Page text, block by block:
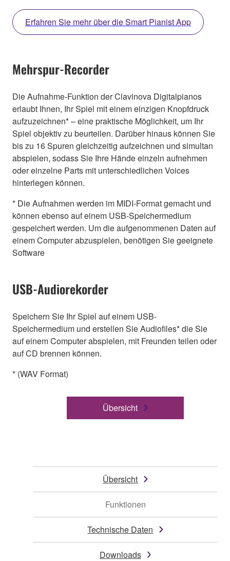
Erfahren Sie mehr über die Smart Pianist App
Mehrspur-Recorder
Die Aufnahme-Funktion der Clavinova Digitalpianos
erlaubt Ihnen, Ihr Spiel mit einem einzigen Knopfdruck
aufzuzeichnen* – eine praktische Möglichkeit, um Ihr
Spiel objektiv zu beurteilen. Darüber hinaus können Sie
bis zu 16 Spuren gleichzeitig aufzeichnen und simultan
abspielen, sodass Sie Ihre Hände einzeln aufnehmen
oder einzelne Parts mit unterschiedlichen Voices
hinterlegen können.
* Die Aufnahmen werden im MIDI-Format gemacht und
können ebenso auf einem USB-Speichermedium
gespeichert werden. Um die aufgenommenen Daten auf
einem Computer abzuspielen, benötigen Sie geeignete
Software
USB-Audiorekorder
Speichern Sie Ihr Spiel auf einem USB-
Speichermedium und erstellen Sie Audiofiles* die Sie
auf einem Computer abspielen, mit Freunden teilen oder
auf CD brennen können.
* (WAV Format)
Übersicht
Übersicht
Funktionen
Technische Daten
Downloads